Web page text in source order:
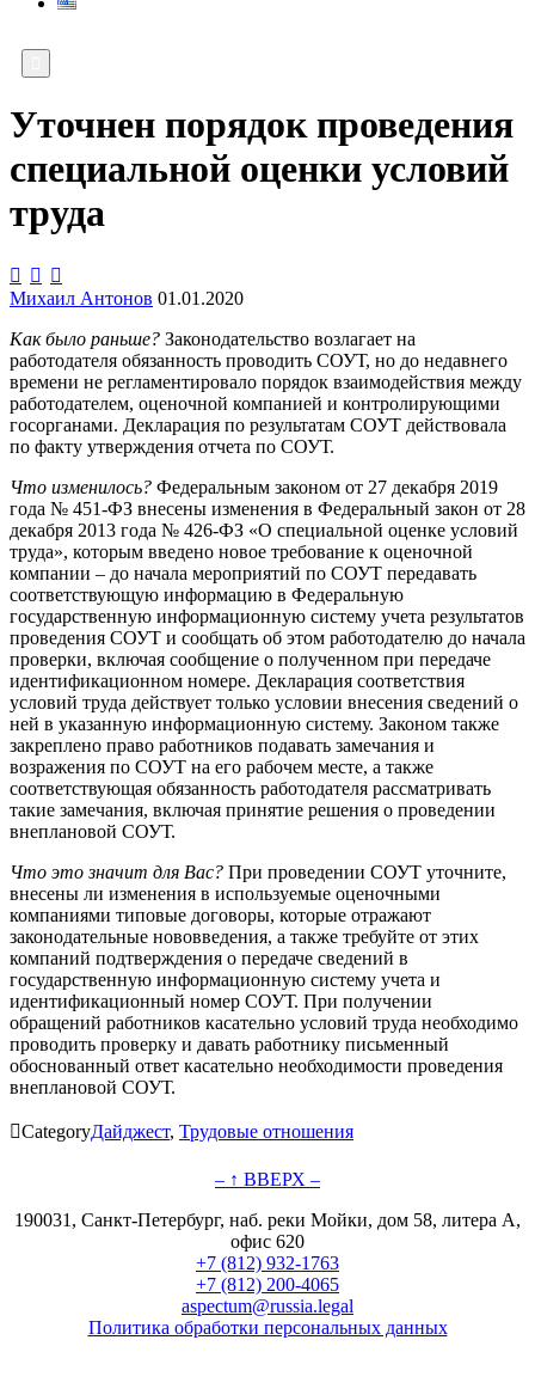
Уточнен порядок проведения
специальной оценки условий
труда
 

Михаил Антонов 01.01.2020
Как было раньше? Законодательство возлагает на
работодателя обязанность проводить СОУТ, но до недавнего
времени не регламентировало порядок взаимодействия между
работодателем, оценочной компанией и контролирующими
госорганами. Декларация по результатам СОУТ действовала
по факту утверждения отчета по СОУТ.
Что изменилось? Федеральным законом от 27 декабря 2019
года № 451-ФЗ внесены изменения в Федеральный закон от 28
декабря 2013 года № 426-ФЗ «О специальной оценке условий
труда», которым введено новое требование к оценочной
компании – до начала мероприятий по СОУТ передавать
соответствующую информацию в Федеральную
государственную информационную систему учета результатов
проведения СОУТ и сообщать об этом работодателю до начала
проверки, включая сообщение о полученном при передаче
идентификационном номере. Декларация соответствия
условий труда действует только условии внесения сведений о
ней в указанную информационную систему. Законом также
закреплено право работников подавать замечания и
возражения по СОУТ на его рабочем месте, а также
соответствующая обязанность работодателя рассматривать
такие замечания, включая принятие решения о проведении
внеплановой СОУТ.
Что это значит для Вас? При проведении СОУТ уточните,
внесены ли изменения в используемые оценочными
компаниями типовые договоры, которые отражают
законодательные нововведения, а также требуйте от этих
компаний подтверждения о передаче сведений в
государственную информационную систему учета и
идентификационный номер СОУТ. При получении
обращений работников касательно условий труда необходимо
проводить проверку и давать работнику письменный
обоснованный ответ касательно необходимости проведения
внеплановой СОУТ.
CategoryДайджест, Трудовые отношения
– ↑ ВВЕРХ –
190031, Санкт-Петербург, наб. реки Мойки, дом 58, литера А,
офис 620
+7 (812) 932-1763
+7 (812) 200-4065
aspectum@russia.legal
Политика обработки персональных данных